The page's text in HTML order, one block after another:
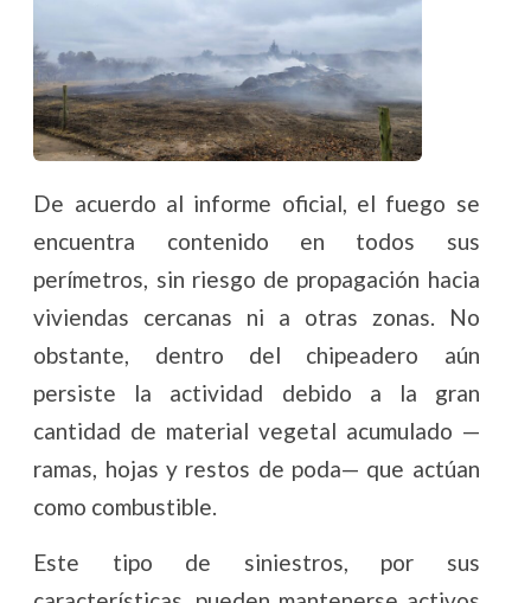
De acuerdo al informe oficial, el fuego se
encuentra contenido en todos sus
perímetros, sin riesgo de propagación hacia
viviendas cercanas ni a otras zonas. No
obstante, dentro del chipeadero aún
persiste la actividad debido a la gran
cantidad de material vegetal acumulado —
ramas, hojas y restos de poda— que actúan
como combustible.
Este tipo de siniestros, por sus